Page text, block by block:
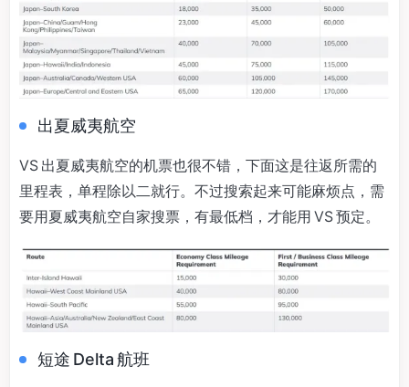
出夏威夷航空
VS 出夏威夷航空的机票也很不错，下面这是往返所需的
里程表，单程除以二就行。不过搜索起来可能麻烦点，需
要用夏威夷航空自家搜票，有最低档，才能用 VS 预定。
短途 Delta 航班